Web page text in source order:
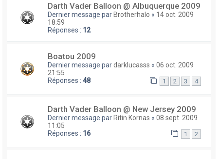
Darth Vader Balloon @ Albuquerque 2009
Dernier message par Brotherhalo « 14 oct. 2009
18:59
Réponses : 12
Boatou 2009
Dernier message pardarklucasss « 06 oct. 2009
21:55
Réponses : 48 1 2 3 4
Darth Vader Balloon @ New Jersey 2009
Dernier message par Ritin Kornas « 08 sept. 2009
11:05
Réponses : 16 1 2